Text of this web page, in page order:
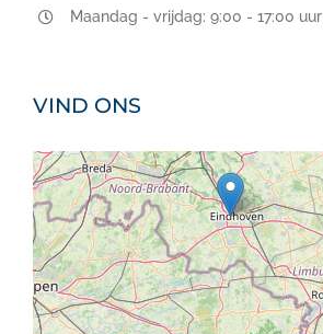
Maandag - vrijdag: 9:00 - 17:00 uur
VIND ONS